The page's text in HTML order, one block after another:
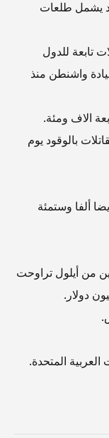
يشمل طلعات
تابعة للدول
واشنطن منذ
الاف ومئة.
بالوقود يوم
ألفا وستمئة
من أيلول تراوحت
دولار.
العربية المتحدة.